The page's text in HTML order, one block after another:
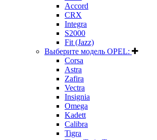
Accord
CRX
Integra
S2000
Fit (Jazz)
Выберите модель OPEL:
Corsa
Astra
Zafira
Vectra
Insignia
Omega
Kadett
Calibra
Tigra